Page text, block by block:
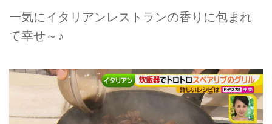
一気にイタリアンレストランの香りに包まれ
て幸せ～♪